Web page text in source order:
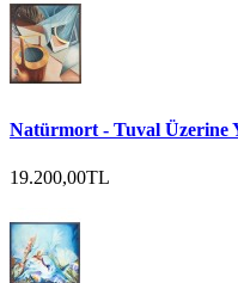
Natürmort - Tuval Üzerine
19.200,00TL